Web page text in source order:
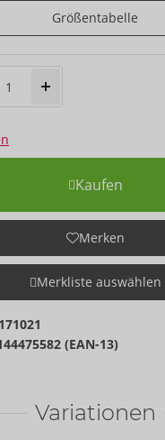
Größentabelle
Kaufen
Merken
Merkliste auswählen
(EAN-13)
Variationen